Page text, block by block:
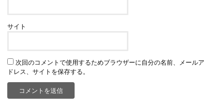
サイト
次回のコメントで使用するためブラウザーに自分の名前、メールア
ドレス、サイトを保存する。